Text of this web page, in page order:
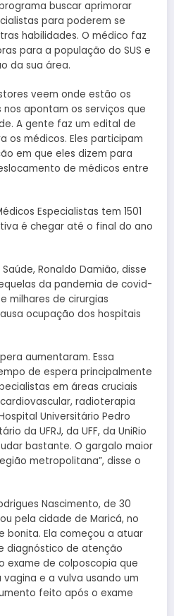
buscar aprimorar
para poderem se
habilidades. O médico faz
para a população do SUS e
da sua área.
veem onde estão os
apontam os serviços que
A gente faz um edital de
os médicos. Eles participam
em que eles dizem para
de médicos entre
Especialistas tem 1501
é chegar até o final do ano
Ronaldo Damião, disse
da pandemia de covid-
milhares de cirurgias
ocupação dos hospitais
aumentaram. Essa
de espera principalmente
em áreas cruciais
radioterapia
Universitário Pedro
da UFRJ, da UFF, da UniRio
bastante. O gargalo maior
metropolitana”, disse o
Nascimento, de 30
pela cidade de Maricá, no
bonita. Ela começou a atuar
diagnóstico de atenção
exame de colposcopia que
e a vulva usando um
feito após o exame